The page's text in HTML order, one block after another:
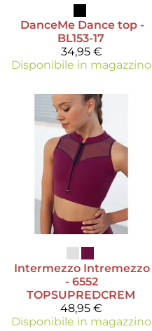
DanceMe Dance top -
BL153-17
34,95 €
Disponibile in magazzino
Intermezzo Intremezzo
- 6552
TOPSUPREDCREM
48,95 €
Disponibile in magazzino